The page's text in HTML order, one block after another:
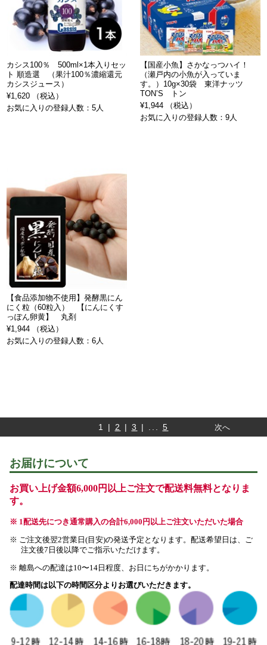
カシス100％ 500ml×1本入りセッ
ト 順造選 （果汁100％濃縮還元
カシスジュース）
¥1,620 （税込）
お気に入りの登録人数：5人
【国産小魚】さかなっつハイ！
（瀬戸内の小魚が入っていま
す。）10g×30袋 東洋ナッツ
TON’S トン
¥1,944 （税込）
お気に入りの登録人数：9人
【食品添加物不使用】発酵黒にん
にく粒（60粒入） 【にんにくす
っぽん卵黄】 丸剤
¥1,944 （税込）
お気に入りの登録人数：6人
1 | 2 | 3 | ... 5 次へ